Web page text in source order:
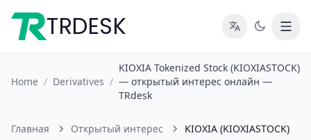
TRDESK
Home / Derivatives /
KIOXIA Tokenized Stock (KIOXIASTOCK)
— открытый интерес онлайн —
TRdesk
Главная Открытый интерес KIOXIA (KIOXIASTOCK)